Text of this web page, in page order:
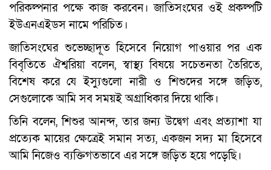
পরিকল্পনার পক্ষে কাজ করবেন। জাতিসংঘের ওই প্রকল্পটি
ইউএনএইডস নামে পরিচিত।
জাতিসংঘের শুভেচ্ছাদূত হিসেবে নিয়োগ পাওয়ার পর এক
বিবৃতিতে ঐশ্বরিয়া বলেন, স্বাস্থ্য বিষয়ে সচেতনতা তৈরিতে,
বিশেষ করে যে ইস্যুগুলো নারী ও শিশুদের সঙ্গে জড়িত,
সেগুলোকে আমি সব সময়ই অগ্রাধিকার দিয়ে থাকি।
তিনি বলেন, শিশুর আনন্দ, তার জন্য উদ্বেগ এবং প্রত্যাশা যা
প্রত্যেক মায়ের ক্ষেত্রেই সমান সত্য, একজন সদ্য মা হিসেবে
আমি নিজেও ব্যক্তিগতভাবে এর সঙ্গে জড়িত হয়ে পড়েছি।